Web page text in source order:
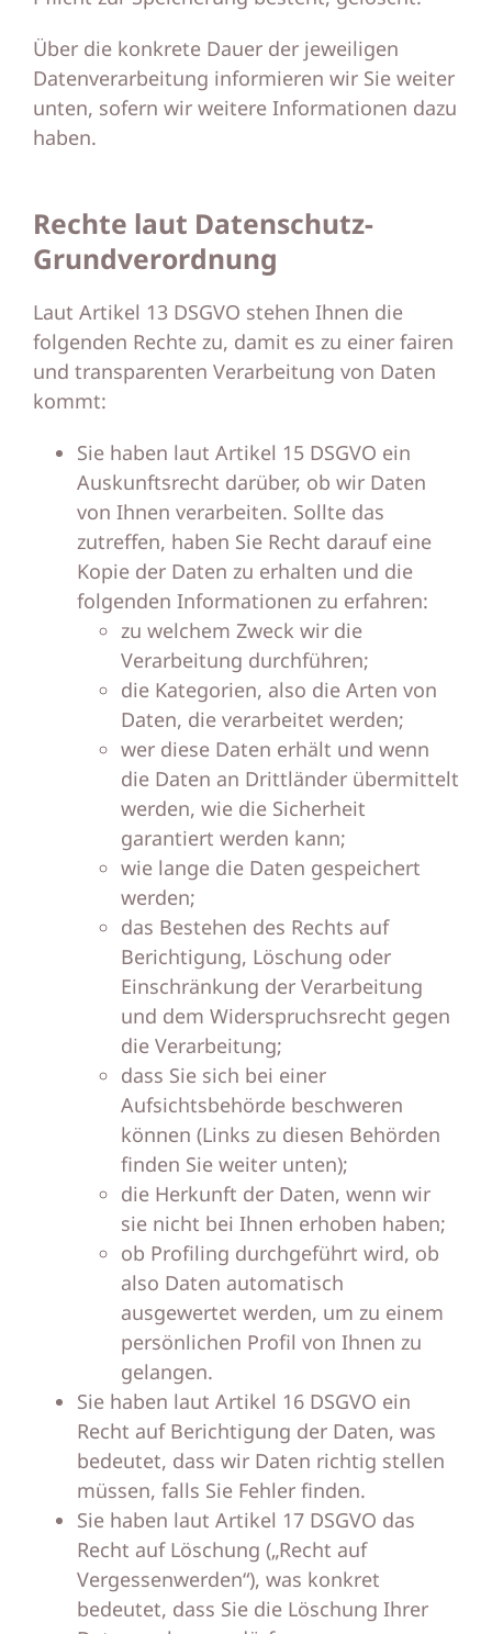
Über die konkrete Dauer der jeweiligen
Datenverarbeitung informieren wir Sie weiter
unten, sofern wir weitere Informationen dazu
haben.
Rechte laut Datenschutz-
Grundverordnung
Laut Artikel 13 DSGVO stehen Ihnen die
folgenden Rechte zu, damit es zu einer fairen
und transparenten Verarbeitung von Daten
kommt:
Sie haben laut Artikel 15 DSGVO ein
Auskunftsrecht darüber, ob wir Daten
von Ihnen verarbeiten. Sollte das
zutreffen, haben Sie Recht darauf eine
Kopie der Daten zu erhalten und die
folgenden Informationen zu erfahren:
zu welchem Zweck wir die
Verarbeitung durchführen;
die Kategorien, also die Arten von
Daten, die verarbeitet werden;
wer diese Daten erhält und wenn
die Daten an Drittländer übermittelt
werden, wie die Sicherheit
garantiert werden kann;
wie lange die Daten gespeichert
werden;
das Bestehen des Rechts auf
Berichtigung, Löschung oder
Einschränkung der Verarbeitung
und dem Widerspruchsrecht gegen
die Verarbeitung;
dass Sie sich bei einer
Aufsichtsbehörde beschweren
können (Links zu diesen Behörden
finden Sie weiter unten);
die Herkunft der Daten, wenn wir
sie nicht bei Ihnen erhoben haben;
ob Profiling durchgeführt wird, ob
also Daten automatisch
ausgewertet werden, um zu einem
persönlichen Profil von Ihnen zu
gelangen.
Sie haben laut Artikel 16 DSGVO ein
Recht auf Berichtigung der Daten, was
bedeutet, dass wir Daten richtig stellen
müssen, falls Sie Fehler finden.
Sie haben laut Artikel 17 DSGVO das
Recht auf Löschung („Recht auf
Vergessenwerden“), was konkret
bedeutet, dass Sie die Löschung Ihrer